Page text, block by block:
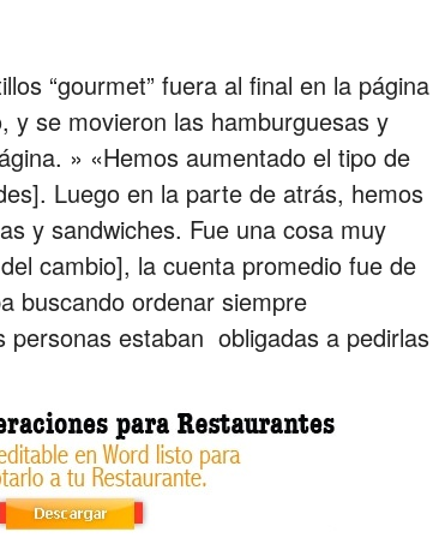
“gourmet” fuera al final en la página
y se movieron las hamburguesas y
» «Hemos aumentado el tipo de
Luego en la parte de atrás, hemos
y sandwiches. Fue una cosa muy
cambio], la cuenta promedio fue de
buscando ordenar siempre
estaban obligadas a pedirlas